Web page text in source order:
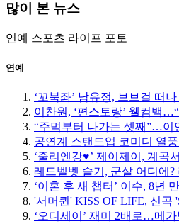
많이 본 뉴스
연예 스포츠 라이프 포토
연예
‘꼬북좌’ 남유정, 브브걸 떠
이찬원, ‘편스토랑’ 웰컴백
“주먹부터 나가는 셋째”…이
공연계 스탠드업 코미디 열
‘줄리엔강♥’ 제이제이, 계
레드벨벳 슬기, 군살 어디에
‘이혼 후 새 챕터’ 이수, 8년
'서머퀸' KISS OF LIFE, 신
‘오디세이’ 재미 2배로…메